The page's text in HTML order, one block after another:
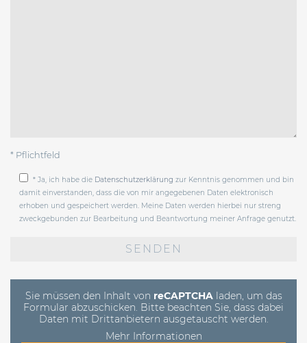
* Pflichtfeld
* Ja, ich habe die Datenschutzerklärung zur Kenntnis genommen und bin
damit einverstanden, dass die von mir angegebenen Daten elektronisch
erhoben und gespeichert werden. Meine Daten werden hierbei nur streng
zweckgebunden zur Bearbeitung und Beantwortung meiner Anfrage genutzt.
Sie müssen den Inhalt von reCAPTCHAladen, um das
Formular abzuschicken. Bitte beachten Sie, dass dabei
Daten mit Drittanbietern ausgetauscht werden.
Mehr Informationen